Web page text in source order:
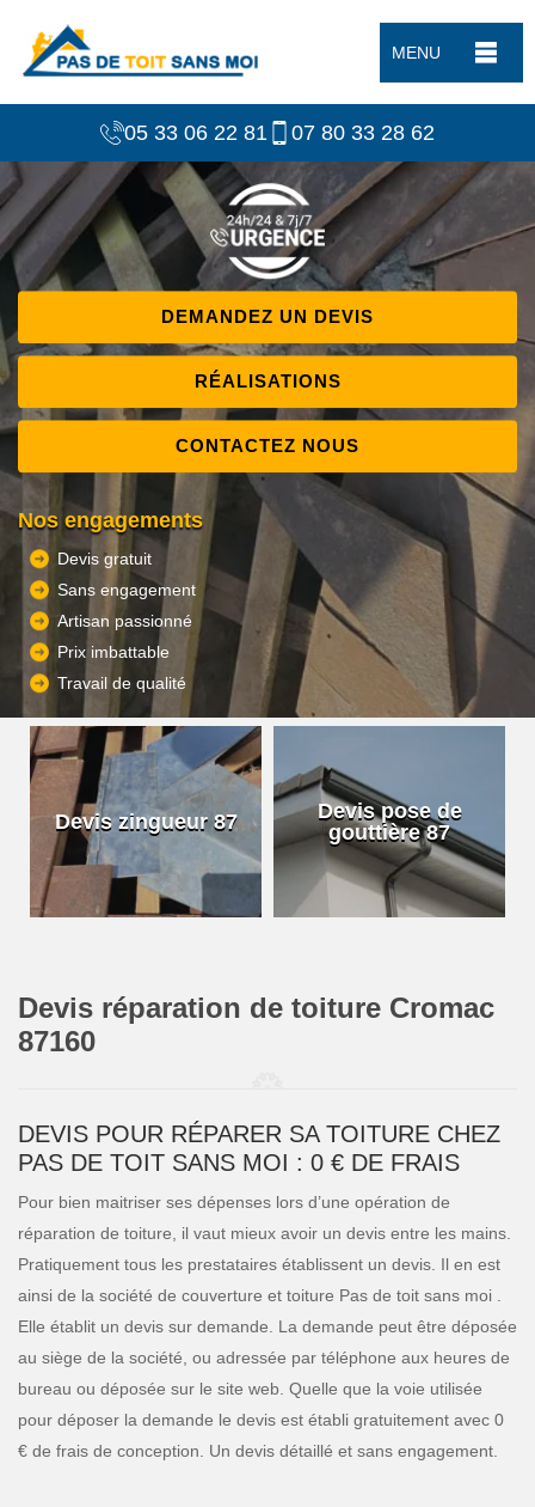
MENU
05 33 06 22 81 07 80 33 28 62
DEMANDEZ UN DEVIS
RÉALISATIONS
CONTACTEZ NOUS
Nos engagements
Devis gratuit
Sans engagement
Artisan passionné
Prix imbattable
Travail de qualité
Devis zingueur 87
Devis pose de
gouttière 87
Devis réparation de toiture Cromac
87160
DEVIS POUR RÉPARER SA TOITURE CHEZ
PAS DE TOIT SANS MOI : 0 € DE FRAIS
Pour bien maitriser ses dépenses lors d’une opération de
réparation de toiture, il vaut mieux avoir un devis entre les mains.
Pratiquement tous les prestataires établissent un devis. Il en est
ainsi de la société de couverture et toiture Pas de toit sans moi .
Elle établit un devis sur demande. La demande peut être déposée
au siège de la société, ou adressée par téléphone aux heures de
bureau ou déposée sur le site web. Quelle que la voie utilisée
pour déposer la demande le devis est établi gratuitement avec 0
€ de frais de conception. Un devis détaillé et sans engagement.